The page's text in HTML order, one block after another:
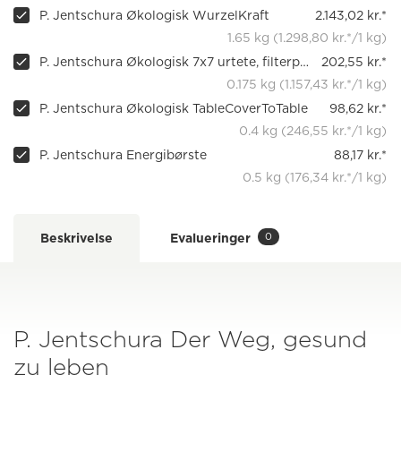
P. Jentschura Økologisk WurzelKraft
2.143,02 kr.*
1.65 kg (1.298,80 kr.*/1 kg)
P. Jentschura Økologisk 7x7 urtete, filterpose
202,55 kr.*
0.175 kg (1.157,43 kr.*/1 kg)
P. Jentschura Økologisk TableCoverToTable
98,62 kr.*
0.4 kg (246,55 kr.*/1 kg)
P. Jentschura Energibørste
88,17 kr.*
0.5 kg (176,34 kr.*/1 kg)
Beskrivelse Evalueringer 0
P. Jentschura Der Weg, gesund
zu leben